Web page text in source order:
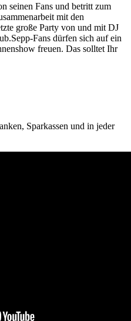
seinen Fans und betritt zum
mit den
große Party von und mit DJ
Fans dürfen sich auf ein
freuen. Das solltet Ihr
Sparkassen und in jeder